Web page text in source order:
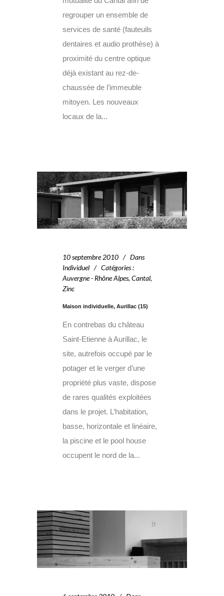
regrouper un ensemble de
services de santé (fauteuils
dentaires et audio prothèse) à
proximité du centre optique
déjà existant au rez-de-
chaussée de l’immeuble
mitoyen. Les nouveaux
locaux de la...
10 septembre 2010
Dans
Individuel
Catégories:
Auvergne - Rhône Alpes, Cantal,
Zinc
Maison individuelle, Aurillac (15)
En contrebas du château
Saint-Etienne à Aurillac, le
site, autrefois occupé par le
potager et le verger d’une
propriété plus vaste, dispose
de rares qualités exploitées
dans le projet. L’habitation,
basse, horizontale et linéaire,
la piscine et le pool house
occupent le nord de la...